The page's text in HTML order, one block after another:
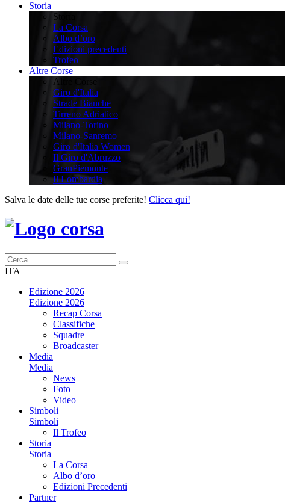
Storia
Storia
La Corsa
Albo d’oro
Edizioni precedenti
Trofeo
Altre Corse
Altre Corse
Giro d'Italia
Strade Bianche
Tirreno Adriatico
Milano-Torino
Milano-Sanremo
Giro d'Italia Women
Il Giro d'Abruzzo
GranPiemonte
Il Lombardia
Salva le date delle tue corse preferite! Clicca qui!
ITA
Edizione 2026
Edizione 2026
Recap Corsa
Classifiche
Squadre
Broadcaster
Media
Media
News
Foto
Video
Simboli
Simboli
Il Trofeo
Storia
Storia
La Corsa
Albo d’oro
Edizioni Precedenti
Partner